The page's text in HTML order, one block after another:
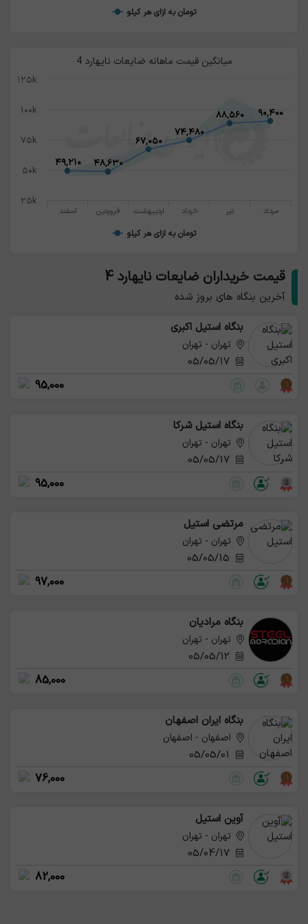
تومان به ازای هر کیلو
میانگین قیمت ماهانه ضایعات نایهارد 4
۴۹,۲۱۰
۴۹,۲۱۰ ۴۸,۶۳۰
۴۸,۶۳۰
۶۷,۰۵۰
۶۷,۰۵۰
۷۴,۴۸۰
۷۴,۴۸۰
۸۸,۵۶۰
۸۸,۵۶۰ ۹۰,۴۰۰
۹۰,۴۰۰
تومان به ازای هر کیلو
اسفند فروردین اردیبهشت خرداد تیر مرداد
۲۵k
۵۰k
۷۵k
۱۰۰k
۱۲۵k
قیمت خریداران ضایعات نایهارد 4
آخرین بنگاه های بروز شده
بنگاه استیل اکبری
تهران - تهران
05/05/17
95,000
بنگاه استیل شرکا
تهران - تهران
05/05/17
95,000
مرتضی استیل
تهران - تهران
97,000
بنگاه مرادیان
تهران - تهران
85,000
بنگاه ایران اصفهان
اصفهان - اصفهان
76,000
آوین استیل
تهران - تهران
05/04/17
82,000